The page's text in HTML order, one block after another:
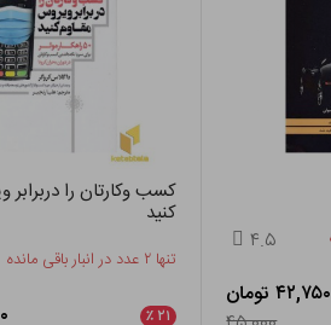
۴.۵
۴۲,۷۵۰ تومان
کسب وکارتان را
کنید
تنها ۲ عدد در انبار باقی مانده
۲۱ ٪